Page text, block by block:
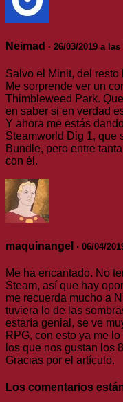
Neimad · 26/03/2019 a las
Salvo el Minit, del resto
Me sorprende ver un
Thimbleweed Park.
en saber si en verdad
Y ahora me estás
Steamworld Dig 1, que
Bundle, pero entre
con él.
maquinangel · 06/04/
Me ha encantado. No
Steam, así que hay
me recuerda mucho a
tuviera lo de las
estaría genial, se ve
RPG, con esto ya me
los que nos gustan los
Gracias por el artículo.
Los comentarios